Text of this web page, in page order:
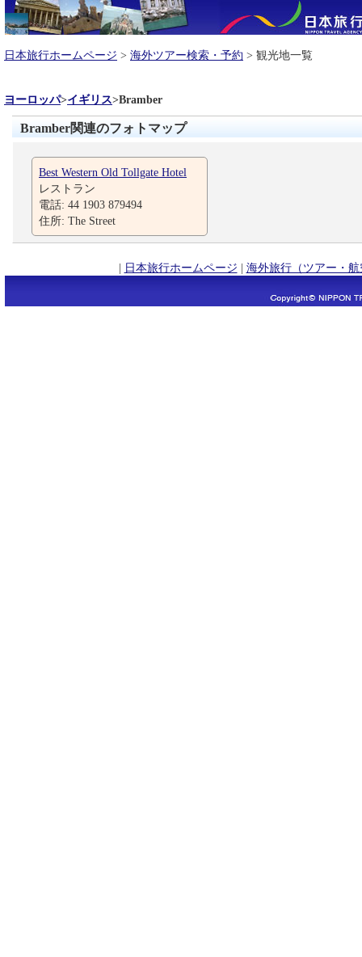
日本旅行ホームページ > 海外ツアー検索・予約 > 観光地一覧
ヨーロッパ>イギリス>Bramber
Bramber関連のフォトマップ
Best Western Old Tollgate Hotel
レストラン
電話: 44 1903 879494
住所: The Street
| 日本旅行ホームページ | 海外旅行（ツアー・航